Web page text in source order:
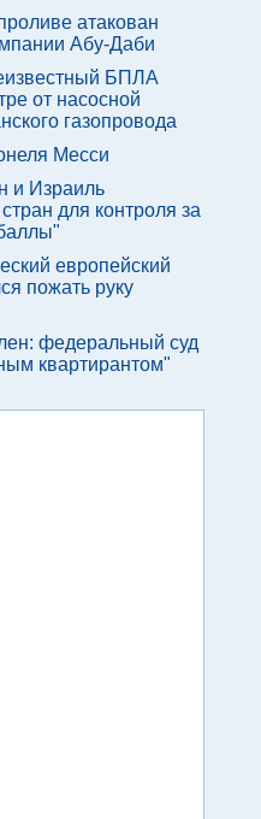
атакован
Абу-Даби
БПЛА
от насосной
газопровода
Месси
и Израиль
для контроля за
европейский
пожать руку
федеральный суд
квартирантом"